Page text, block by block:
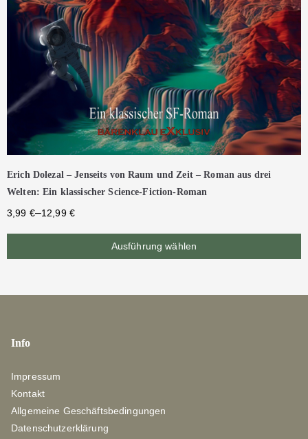
Erich Dolezal – Jenseits von Raum und Zeit – Roman aus drei
Welten: Ein klassischer Science-Fiction-Roman
3,99 €–12,99 €
Ausführung wählen
Info
Impressum
Kontakt
Allgemeine Geschäftsbedingungen
Datenschutzerklärung